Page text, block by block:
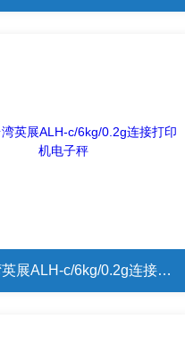
中国台湾英展ALH-c/6kg/0.2g连接打印机电子秤